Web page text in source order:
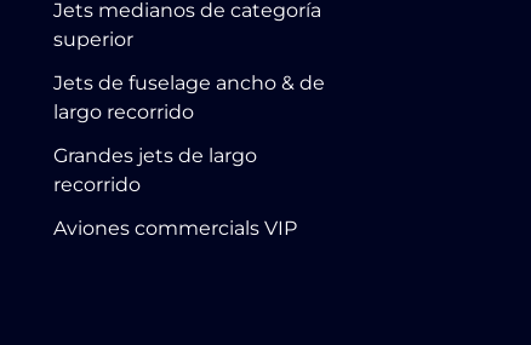
Jets medianos de categoría
superior
Jets de fuselage ancho & de
largo recorrido
Grandes jets de largo
recorrido
Aviones commercials VIP